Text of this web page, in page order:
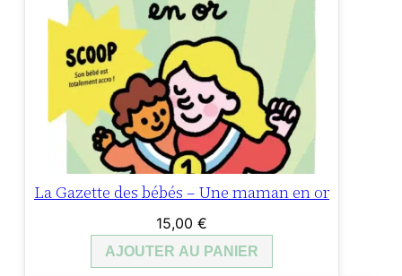
La Gazette des bébés – Une maman en or
15,00 €
AJOUTER AU PANIER